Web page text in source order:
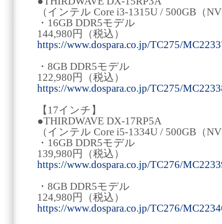
（インテル Core i3-1315U / 500GB（
・16GB DDR5モデル
144,980円（税込）
https://www.dospara.co.jp/TC275/
・8GB DDR5モデル
122,980円（税込）
https://www.dospara.co.jp/TC275/
【17インチ】
●THIRDWAVE DX-17RP5A
（インテル Core i5-1334U / 500GB（
・16GB DDR5モデル
139,980円（税込）
https://www.dospara.co.jp/TC276/
・8GB DDR5モデル
124,980円（税込）
https://www.dospara.co.jp/TC276/